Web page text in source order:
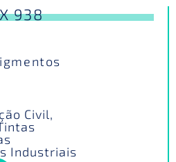
938
Civil,
Industriais